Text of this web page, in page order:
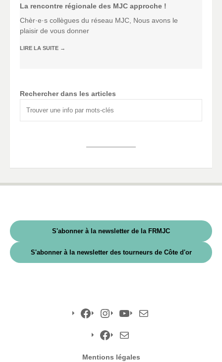
La rencontre régionale des MJC approche !
Chèr·e·s collègues du réseau MJC, Nous avons le
plaisir de vous donner
LIRE LA SUITE →
Rechercher dans les articles
S'abonner à la newsletter de la FRMJC
S'abonner à la newsletter des tourneurs de Côte d'or
Mentions légales